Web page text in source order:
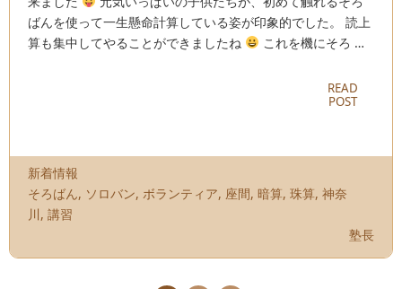
ばんを使って一生懸命計算している姿が印象的でした。 読上
算も集中してやることができましたね
これを機にそろ …
READ
POST
新着情報
そろばん, ソロバン, ボランティア, 座間, 暗算, 珠算, 神奈
川, 講習
塾長